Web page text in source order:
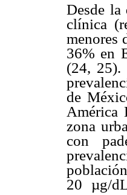
Desde la
clínica
menores
36% en
(24, 25).
de
América
zona
con
20 µg/